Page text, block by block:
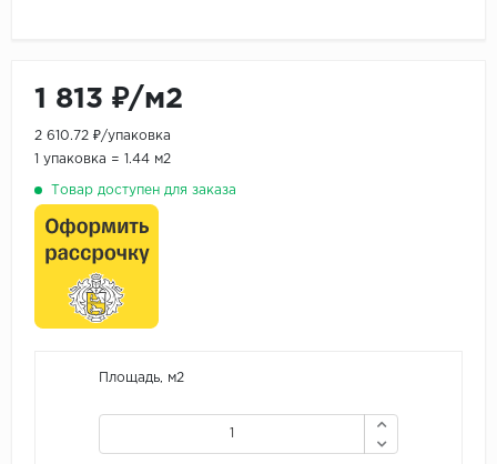
1 813 ₽/м2
2 610.72 ₽/упаковка
1 упаковка = 1.44 м2
Товар доступен для заказа
Площадь, м2